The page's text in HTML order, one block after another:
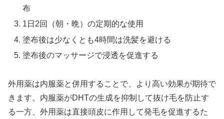
布
1日2回（朝・晩）の定期的な使用
塗布後は少なくとも4時間は洗髪を避ける
塗布後のマッサージで浸透を促進する
外用薬は内服薬と併用することで、より高い効果が期待で
きます。内服薬がDHTの生成を抑制して抜け毛を防止す
る一方、外用薬は直接頭皮に作用して発毛を促進するた